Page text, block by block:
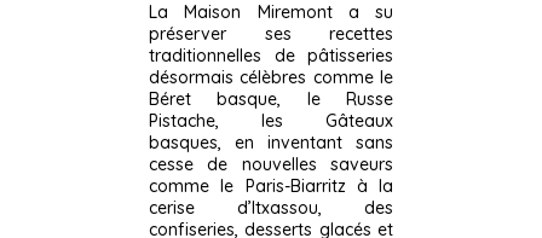
La Maison Miremont a su
préserver ses recettes
traditionnelles de pâtisseries
désormais célèbres comme le
Béret basque, le Russe
Pistache, les Gâteaux
basques, en inventant sans
cesse de nouvelles saveurs
comme le Paris-Biarritz à la
cerise d’Itxassou, des
confiseries, desserts glacés et